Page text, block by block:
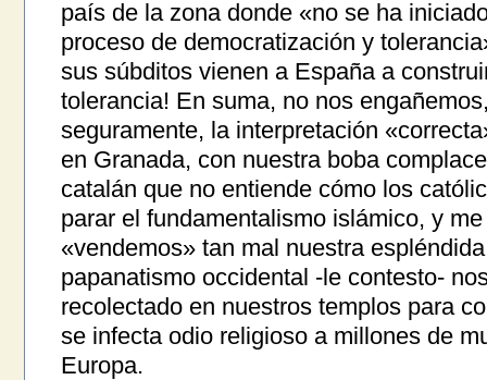
país de la zona donde «no se ha
proceso de democratización y
sus súbditos vienen a España a
tolerancia! En suma, no nos
seguramente, la interpretación
en Granada, con nuestra boba
catalán que no entiende cómo los
parar el fundamentalismo islámico, y
«vendemos» tan mal nuestra
papanatismo occidental -le contesto-
recolectado en nuestros templos para
se infecta odio religioso a millones de
Europa.